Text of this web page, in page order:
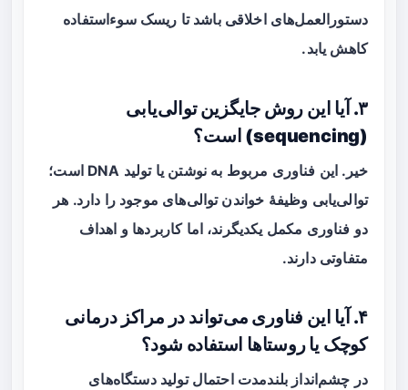
دستورالعمل‌های اخلاقی باشد تا ریسک سوءاستفاده
کاهش یابد.
۳. آیا این روش جایگزین توالی‌یابی
(sequencing) است؟
خیر. این فناوری مربوط به نوشتن
یا تولید DNA است؛
توالی‌یابی وظیفهٔ خواندن توالی‌های موجود را دارد. هر
دو فناوری مکمل یکدیگرند، اما کاربردها و اهداف
متفاوتی دارند.
۴. آیا این فناوری می‌تواند در مراکز درمانی
کوچک یا روستاها استفاده شود؟
در چشم‌انداز بلندمدت احتمال تولید دستگاه‌های